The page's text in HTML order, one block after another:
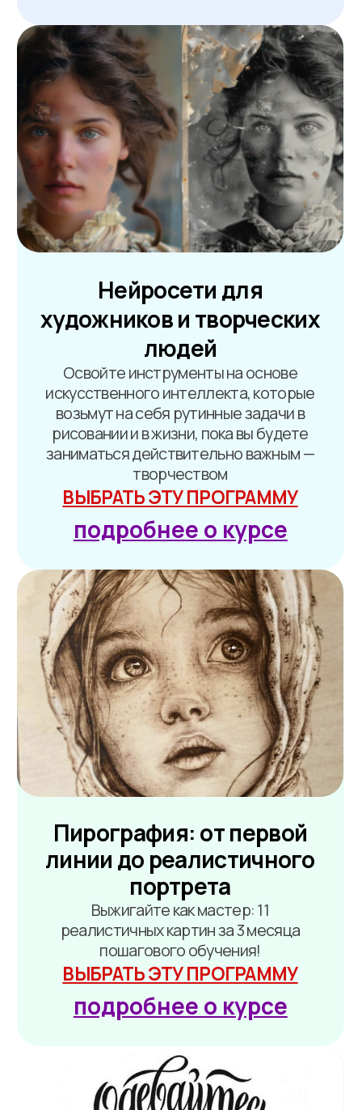
Пастельная мастерская
Обогатите свой творческий арсенал за
3 месяца: научитесь виртуозно
управлять цветом, тоном и передавать
разные фактуры, даже если раньше
никогда не держали пастель в руках
ВЫБРАТЬ ЭТУ ПРОГРАММУ
подробнее о курсе
Магия движения: из
картины в живые истории
Научитесь превращать идеи в видео,
озвученные голосом и музыкой, всего
работали с ИИ
ВЫБРАТЬ ЭТУ ПРОГРАММУ
подробнее о курсе
Уголь. Сила тени и света
От простых сюжетов до портретов:
нарисуйте 22 готовые работы углём с
нуля за 3 месяца под началом
профессионального художника
ВЫБРАТЬ ЭТУ ПРОГРАММУ
подробнее о курсе